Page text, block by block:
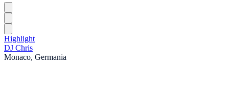
Highlight
DJ Chris
Monaco, Germania